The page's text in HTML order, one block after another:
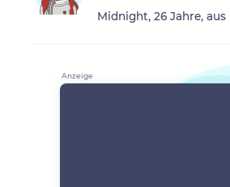
Midnight, 26 Jahre,